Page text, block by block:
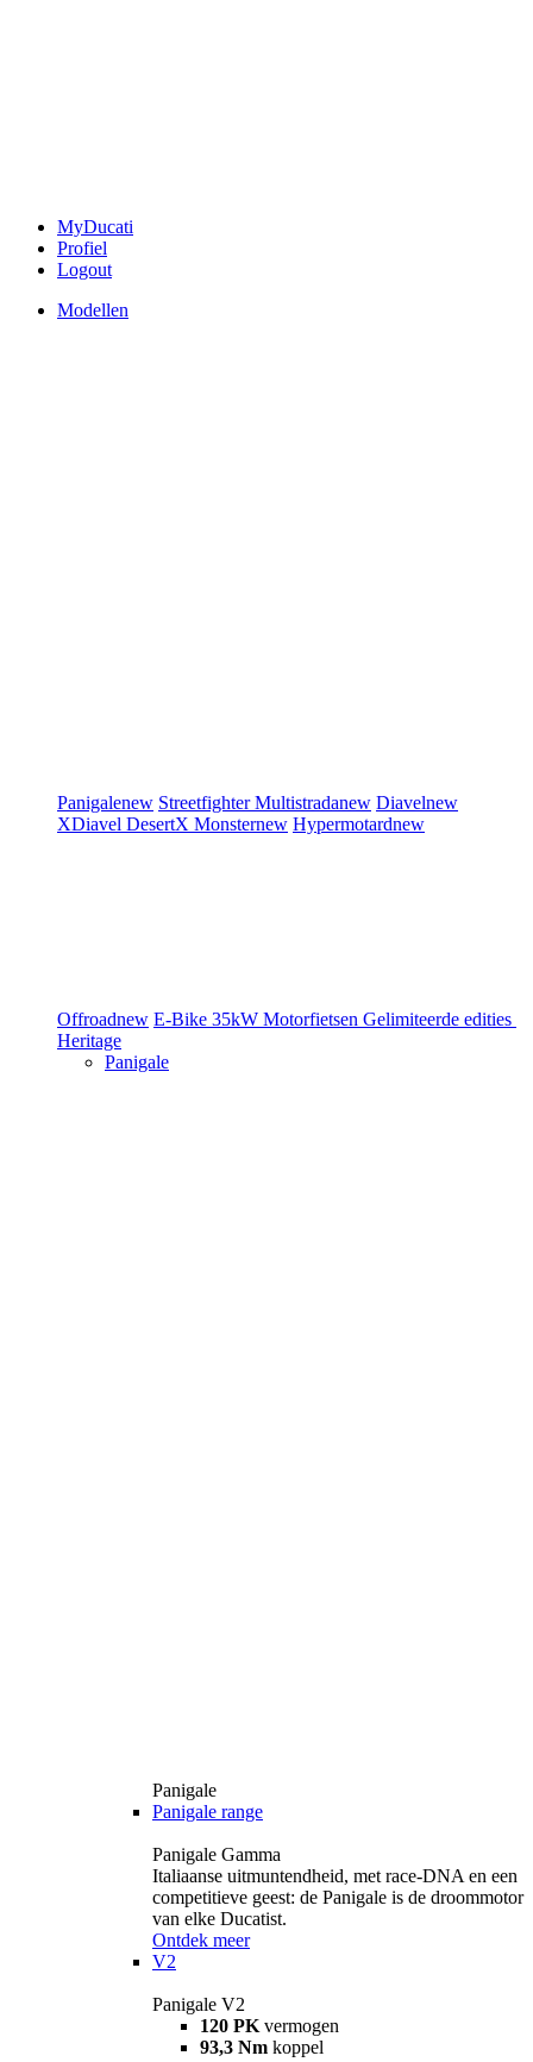
MyDucati
Profiel
Logout
Modellen
Panigalenew StreetfighterMultistradanew Diavelnew
XDiavel DesertX Monsternew Hypermotardnew
Offroadnew E-Bike 35kW Motorfietsen Gelimiteerde edities
Heritage
Panigale
Panigale
Panigale range
Panigale Gamma
Italiaanse uitmuntendheid, met race-DNA en een
competitieve geest: de Panigale is de droommotor
van elke Ducatist.
Ontdek meer
V2
Panigale V2
120 PK vermogen
93,3 Nm koppel